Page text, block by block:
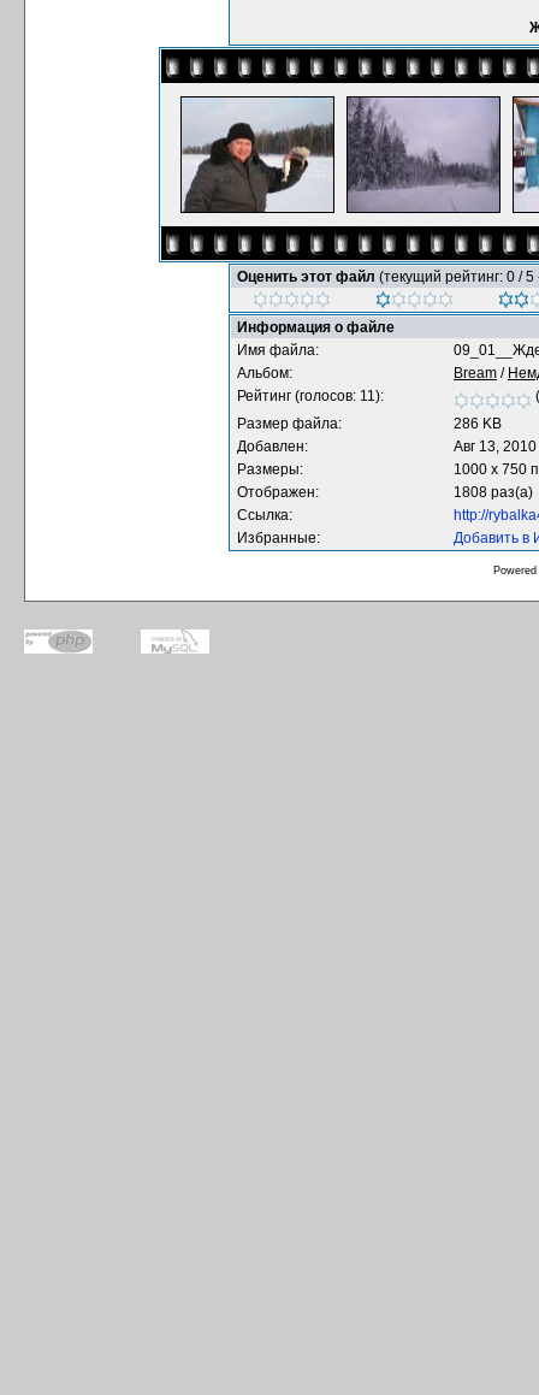
Оценить этот файл (текущий рейтинг: 0 / 5
Информация о файле
Имя файла:
Альбом:
Bream /
Рейтинг (голосов: 11):
(
Размер файла:
286 KB
Добавлен:
Авг 13, 2010
Размеры:
1000 x 750
Отображен:
1808 раз(а)
Ссылка:
http://
Избранные:
Добавить в